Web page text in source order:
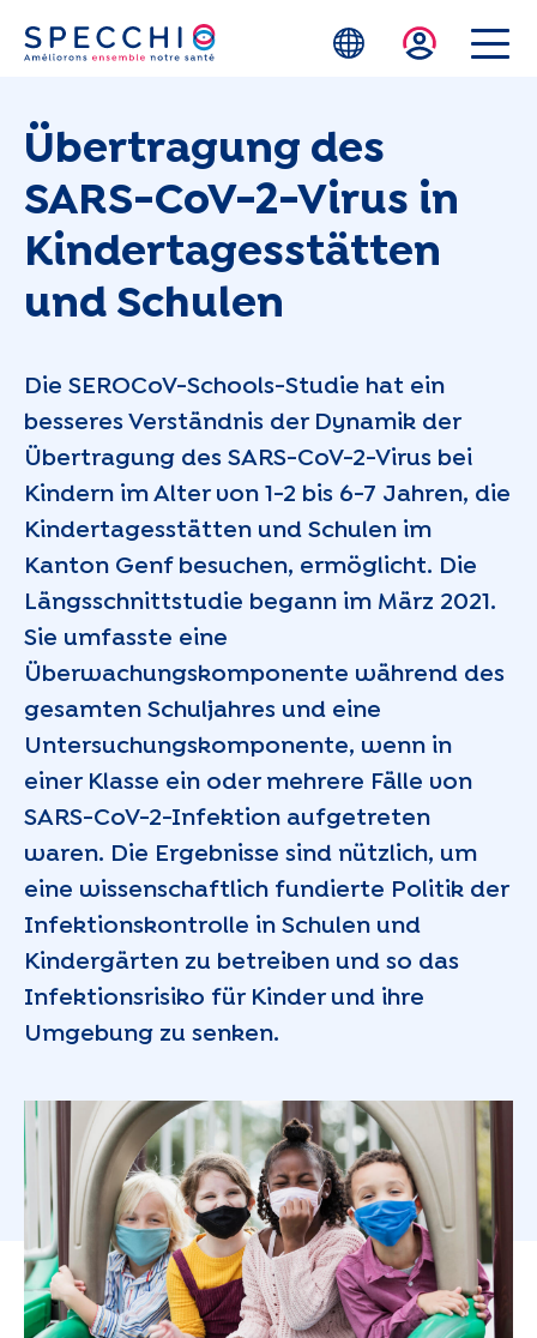
Zum Hauptinhalt springen
Übertragung des
SARS-CoV-2-Virus in
Kindertagesstätten
und Schulen
Die SEROCoV-Schools-Studie hat ein
besseres Verständnis der Dynamik der
Übertragung des SARS-CoV-2-Virus bei
Kindern im Alter von 1-2 bis 6-7 Jahren, die
Kindertagesstätten und Schulen im
Kanton Genf besuchen, ermöglicht. Die
Längsschnittstudie begann im März 2021.
Sie umfasste eine
Überwachungskomponente während des
gesamten Schuljahres und eine
Untersuchungskomponente, wenn in
einer Klasse ein oder mehrere Fälle von
SARS-CoV-2-Infektion aufgetreten
waren. Die Ergebnisse sind nützlich, um
eine wissenschaftlich fundierte Politik der
Infektionskontrolle in Schulen und
Kindergärten zu betreiben und so das
Infektionsrisiko für Kinder und ihre
Umgebung zu senken.